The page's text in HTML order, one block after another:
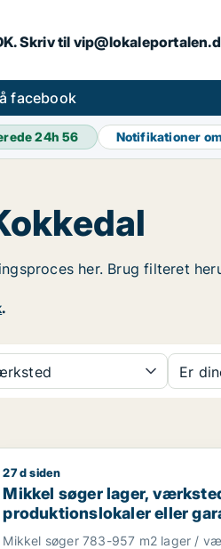
Skriv til
facebook
24h56 Notifikationer
her. Brug filteret
.
Er
til leje i Holte, Vedbæk
Mikkel søger lager, værksted,
27 d siden
Mikkel søger lager,
produktionslokaler eller
Holte, Vedbæk eller
Mikkel søger 783-957 m2 lager /